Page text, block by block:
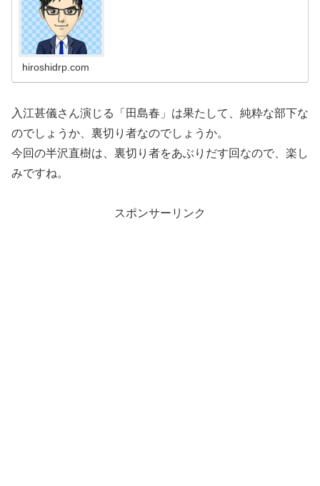
hiroshidrp.com
入江甚儀さん演じる「田島春」は果たして、純粋な部下な
のでしょうか、裏切り者なのでしょうか。
今回の半沢直樹は、裏切り者をあぶりだす回なので、楽し
みですね。
スポンサーリンク